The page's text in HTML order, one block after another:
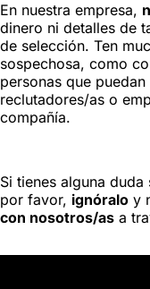
En nuestra empresa,
dinero ni detalles de
de selección. Ten
sospechosa, como
personas que
reclutadores/as o
compañía.
Si tienes alguna
por favor, ignóralo y
con nosotros/as a